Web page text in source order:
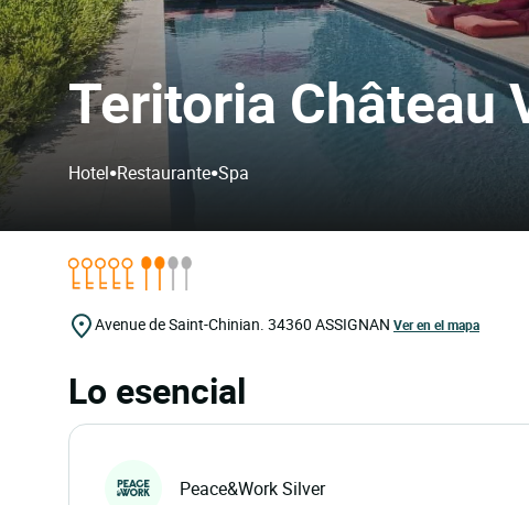
Teritoria Château
Hotel•Restaurante•Spa
Avenue de Saint-Chinian. 34360 ASSIGNAN Ver en el mapa
Lo esencial
Peace&Work Silver